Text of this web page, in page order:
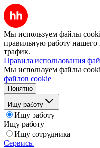
Мы используем файлы
правильную работу нашего
трафик.
Правила использования
Мы используем файлы
файлов cookie
Понятно
Ищу работу
Ищу работу
Ищу работу
Ищу сотрудника
Сервисы